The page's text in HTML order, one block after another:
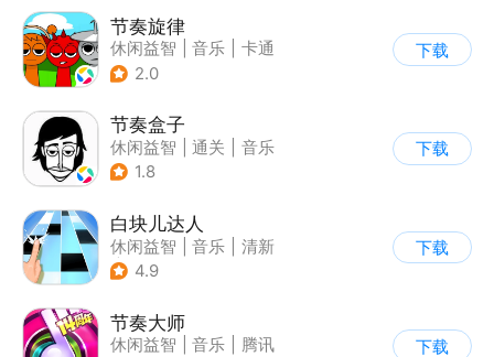
节奏旋律
休闲益智 音乐
卡通
2.0
下载
节奏盒子
休闲益智 通关
音乐
1.8
下载
白块儿达人
休闲益智 音乐
清新
| 多比特
4.9
下载
节奏大师
休闲益智 音乐
腾讯
下载